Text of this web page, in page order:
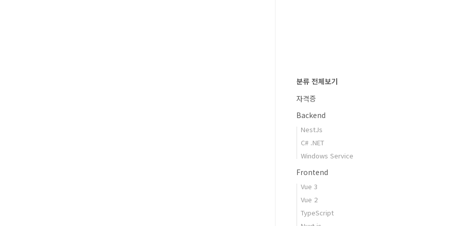
분류 전체보기
자격증
Backend
NestJs
C# .NET
Windows Service
Frontend
Vue 3
Vue 2
TypeScript